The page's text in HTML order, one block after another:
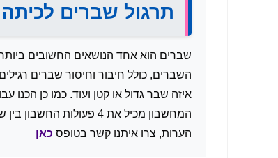
תרגול שברים לכיתה
שברים הוא אחד הנושאים החשובים
השברים, כולל חיבור וחיסור שברים
איזה שבר גדול או קטן ועוד. כמו כן הכנו
המחשבון מכיל את 4
הערות, צרו איתנו קשר בטופס כאן